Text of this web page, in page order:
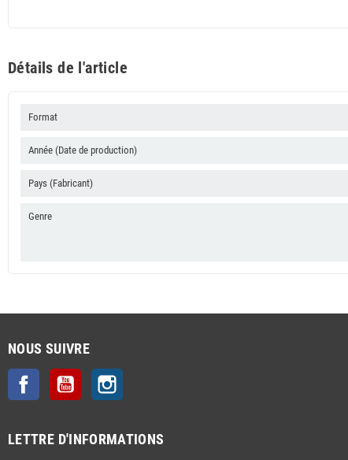
Détails de l'article
Format
Année (Date de production)
Pays (Fabricant)
Genre
NOUS SUIVRE
Facebook YouTube
LETTRE D'INFORMATIONS